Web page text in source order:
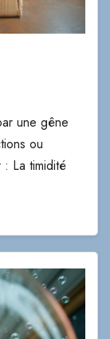
une gêne
ou
: La timidité